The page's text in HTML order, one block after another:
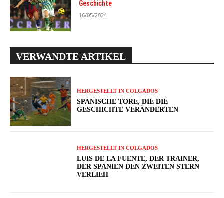
Geschichte
16/05/2024
VERWANDTE ARTIKEL
HERGESTELLT IN COLGADOS
SPANISCHE TORE, DIE DIE
GESCHICHTE VERÄNDERTEN
HERGESTELLT IN COLGADOS
LUIS DE LA FUENTE, DER TRAINER,
DER SPANIEN DEN ZWEITEN STERN
VERLIEH